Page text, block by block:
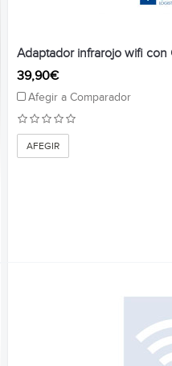
Adaptador infrarojo wifi con
39,90€
Afegir a Comparador
AFEGIR